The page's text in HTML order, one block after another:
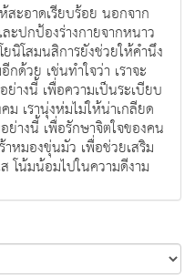
สะอาดเรียบร้อย นอกจาก
ปกป้องร่างกายจากหนาว
นิโสมนสิการยังช่วยให้คำนึง
ด้วย เช่นทำใจว่า เราจะ
างนี้ เพื่อความเป็นระเบียบ
เรานุ่งห่มไม่ให้น่าเกลียด
ย่างนี้ เพื่อรักษาจิตใจของคน
หมองขุ่นมัว เพื่อช่วยเสริม
โน้มน้อมไปในความดีงาม